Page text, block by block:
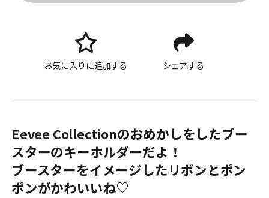
お気に入りに追加する シェアする
Eevee Collectionのおめかしをしたブー
スターのキーホルダーだよ！
ブースターをイメージしたリボンとポン
ポンがかわいいね♡